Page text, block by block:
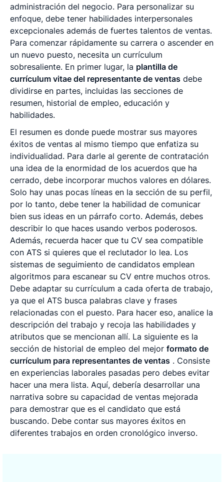
administración del negocio. Para personalizar su
enfoque, debe tener habilidades interpersonales
excepcionales además de fuertes talentos de ventas.
Para comenzar rápidamente su carrera o ascender en
un nuevo puesto, necesita un currículum
sobresaliente. En primer lugar, la plantilla de
currículum vitae del representante de ventas debe
dividirse en partes, incluidas las secciones de
resumen, historial de empleo, educación y
habilidades.
El resumen es donde puede mostrar sus mayores
éxitos de ventas al mismo tiempo que enfatiza su
individualidad. Para darle al gerente de contratación
una idea de la enormidad de los acuerdos que ha
cerrado, debe incorporar muchos valores en dólares.
Solo hay unas pocas líneas en la sección de su perfil,
por lo tanto, debe tener la habilidad de comunicar
bien sus ideas en un párrafo corto. Además, debes
describir lo que haces usando verbos poderosos.
Además, recuerda hacer que tu CV sea compatible
con ATS si quieres que el reclutador lo lea. Los
sistemas de seguimiento de candidatos emplean
algoritmos para escanear su CV entre muchos otros.
Debe adaptar su currículum a cada oferta de trabajo,
ya que el ATS busca palabras clave y frases
relacionadas con el puesto. Para hacer eso, analice la
descripción del trabajo y recoja las habilidades y
atributos que se mencionan allí. La siguiente es la
sección de historial de empleo del mejor formato de
currículum para representantes de ventas . Consiste
en experiencias laborales pasadas pero debes evitar
hacer una mera lista. Aquí, debería desarrollar una
narrativa sobre su capacidad de ventas mejorada
para demostrar que es el candidato que está
buscando. Debe contar sus mayores éxitos en
diferentes trabajos en orden cronológico inverso.